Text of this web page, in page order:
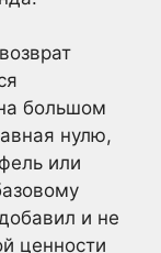
большом
нулю,
или
и не
ценности